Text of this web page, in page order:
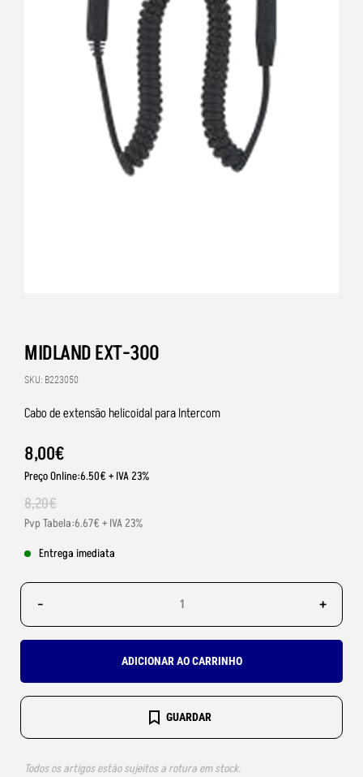
MIDLAND EXT-300
SKU: B223050
Cabo de extensão helicoidal para Intercom
8,00€
Preço Online:6.50€ + IVA 23%
8,20€
Pvp Tabela:6.67€ + IVA 23%
Entrega imediata
- +
ADICIONAR AO CARRINHO
GUARDAR
Todos os artigos estão sujeitos a rotura em stock.